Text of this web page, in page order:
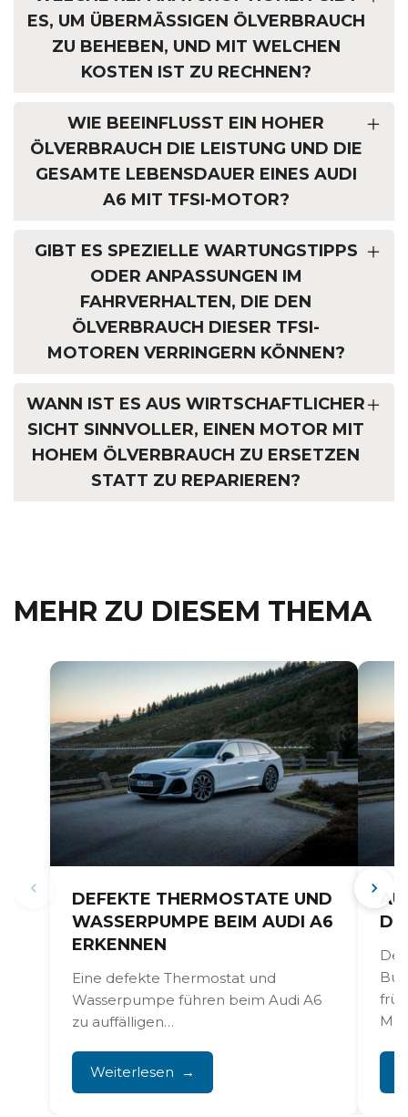
ES, UM ÜBERMÄSSIGEN ÖLVERBRAUCH Z
U BEHEBEN, UND MIT WELCHEN K
OSTEN IST ZU RECHNEN?
WIE BEEINFLUSST EIN HOHER
ÖLVERBRAUCH DIE LEISTUNG UND DIE
GESAMTE LEBENSDAUER EINES AUDI
A6 MIT TFSI-MOTOR?
GIBT ES SPEZIELLE WARTUNGSTIPPS
ODER ANPASSUNGEN IM
FAHRVERHALTEN, DIE DEN
ÖLVERBRAUCH DIESER TFSI-
MOTOREN VERRINGERN KÖNNEN?
WANN IST ES AUS WIRTSCHAFTLICHER
SICHT SINNVOLLER, EINEN MOTOR MIT
HOHEM ÖLVERBRAUCH ZU ERSETZEN
STATT ZU REPARIEREN?
MEHR ZU DIESEM THEMA
DEFEKTE THERMOSTATE UND
WASSERPUMPE BEIM AUDI A6
ERKENNEN
Eine defekte Thermostat und
Wasserpumpe führen beim Audi A6
zu auffälligen
Überhitzung und austretender
Kühlflüssigkeit. Diese Kühlprobleme
Weiterlesen